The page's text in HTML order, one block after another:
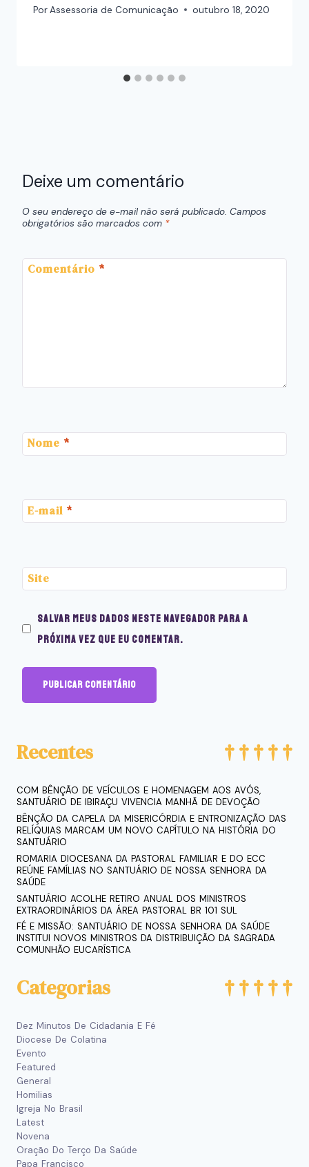
PorAssessoria de Comunicação outubro 18, 2020
Deixe um comentário
O seu endereço de e-mail não será publicado. Campos
obrigatórios são marcados com *
Comentário *
Nome *
E-mail *
Site
Salvar meus dados neste navegador para a
próxima vez que eu comentar.
Recentes
COM BÊNÇÃO DE VEÍCULOS E HOMENAGEM AOS AVÓS,
SANTUÁRIO DE IBIRAÇU VIVENCIA MANHÃ DE DEVOÇÃO
BÊNÇÃO DA CAPELA DA MISERICÓRDIA E ENTRONIZAÇÃO DAS
RELÍQUIAS MARCAM UM NOVO CAPÍTULO NA HISTÓRIA DO
SANTUÁRIO
ROMARIA DIOCESANA DA PASTORAL FAMILIAR E DO ECC
REÚNE FAMÍLIAS NO SANTUÁRIO DE NOSSA SENHORA DA
SAÚDE
SANTUÁRIO ACOLHE RETIRO ANUAL DOS MINISTROS
EXTRAORDINÁRIOS DA ÁREA PASTORAL BR 101 SUL
FÉ E MISSÃO: SANTUÁRIO DE NOSSA SENHORA DA SAÚDE
INSTITUI NOVOS MINISTROS DA DISTRIBUIÇÃO DA SAGRADA
COMUNHÃO EUCARÍSTICA
Categorias
Dez Minutos De Cidadania E Fé
Diocese De Colatina
Evento
Featured
General
Homilias
Igreja No Brasil
Latest
Novena
Oração Do Terço Da Saúde
Papa Francisco